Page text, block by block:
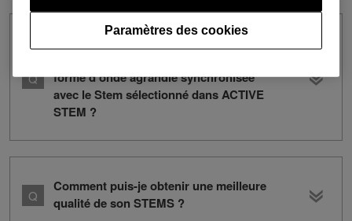
forme d’onde agrandie synchronisée
avec le Stem sélectionné dans ACTIVE
STEM ?
Comment puis-je obtenir une meilleure
qualité de son STEMS ?
Paramètres des cookies